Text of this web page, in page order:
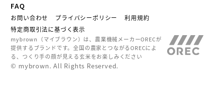
FAQ
お問い合わせ プライバシーポリシー
利用規約
特定商取引法に基づく表示
mybrown（マイブラウン）は、農業機械メーカーORECが
提供するブランドです。全国の農家とつながるORECによ
る、つくり手の顔が見える玄米をお楽しみください
© mybrown. All Rights Reserved.